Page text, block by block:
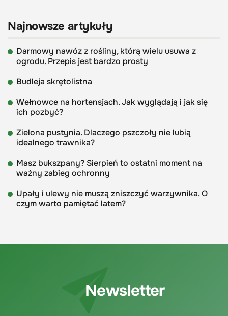
Najnowsze artykuły
Darmowy nawóz z rośliny, którą wielu usuwa z
ogrodu. Przepis jest bardzo prosty
Budleja skrętolistna
Wełnowce na hortensjach. Jak wyglądają i jak się
ich pozbyć?
Zielona pustynia. Dlaczego pszczoły nie lubią
idealnego trawnika?
Masz bukszpany? Sierpień to ostatni moment na
ważny zabieg ochronny
Upały i ulewy nie muszą zniszczyć warzywnika. O
czym warto pamiętać latem?
Newsletter